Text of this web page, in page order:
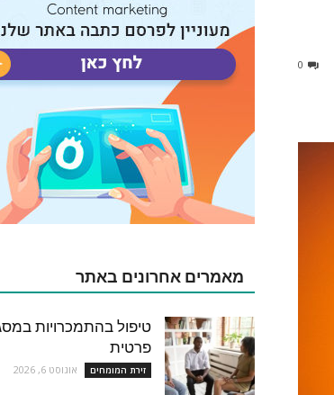
0
מאמרים אחרונים באתר
טיפול בהתמכרויות
פרטית
זירת המומחים אוגוסט 6, 2026